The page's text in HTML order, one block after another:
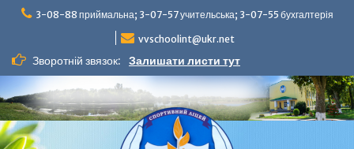
Перейти3-08-88 приймальна; 3-07-57 учительська; 3-07-55 бухгалтерія
vvschoolint@ukr.net
Зворотній звязок: Залишати листи тут